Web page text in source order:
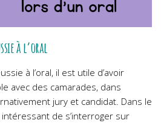
à l’oral
à l’oral, il est utile d’avoir
avec des camarades, dans
jury et candidat. Dans le
de s’interroger sur